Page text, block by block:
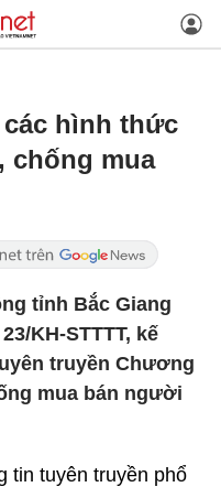
hình thức
chống mua
tỉnh Bắc Giang
KH-STTTT, kế
truyền Chương
mua bán người
tin tuyên truyền phổ